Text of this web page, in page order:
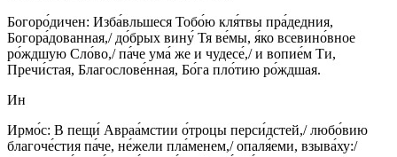
Богоро́дичен: Изба́вльшеся Тобо́ю кля́твы пра́дедния,
Богора́дованная,/ до́брых вину́ Тя ве́мы, я́ко всевино́вное
ро́ждшую Сло́во,/ па́че ума́ же и чудесе́,/ и вопие́м Ти,
Пречи́стая, Благослове́нная, Бо́га пло́тию ро́ждшая.
Ин
Ирмо́с: В пещи́ Авраа́мстии о́троцы перси́дстей,/ любо́вию
благоче́стия па́че, не́жели пла́менем,/ опаля́еми, взыва́ху:/